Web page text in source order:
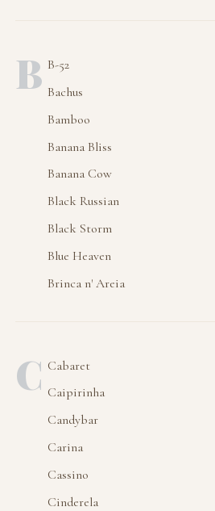
B B-52
Bachus
Bamboo
Banana Bliss
Banana Cow
Black Russian
Black Storm
Blue Heaven
Brinca n' Areia
C Cabaret
Caipirinha
Candybar
Carina
Cassino
Cinderela